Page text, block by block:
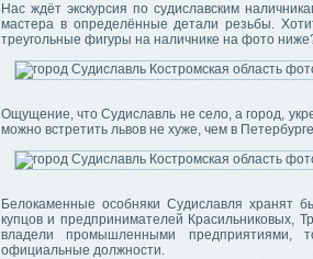
Нас ждёт экскурсия по судиславским
мастера в определённые детали резьбы.
треугольные фигуры на наличнике на фото
Ощущение, что Судиславль не село, а город,
можно встретить львов не хуже, чем в
Белокаменные особняки Судиславля хранят
купцов и предпринимателей Красильниковых,
владели промышленными предприятиями,
официальные должности.